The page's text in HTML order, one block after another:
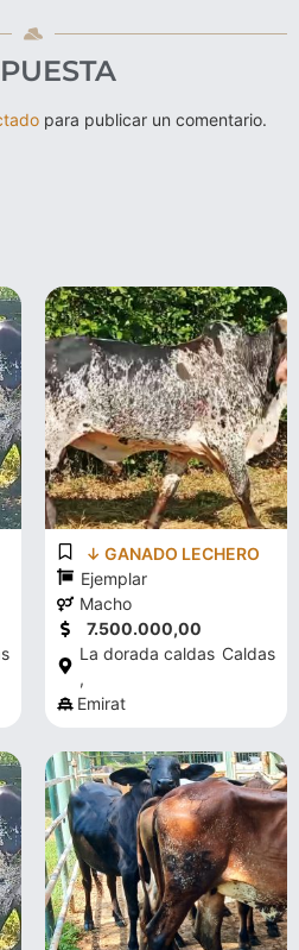
para publicar un comentario.
↓ GANADO LECHERO
Ejemplar
Macho
7.500.000,00
La dorada caldas
,
Caldas
Emirat